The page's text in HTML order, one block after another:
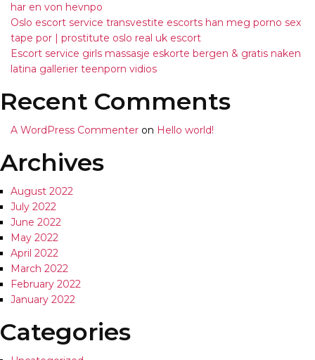
har en von hevnpo
Oslo escort service transvestite escorts han meg porno sex
tape por | prostitute oslo real uk escort
Escort service girls massasje eskorte bergen & gratis naken
latina gallerier teenporn vidios
Recent Comments
A WordPress Commenter on Hello world!
Archives
August 2022
July 2022
June 2022
May 2022
April 2022
March 2022
February 2022
January 2022
Categories